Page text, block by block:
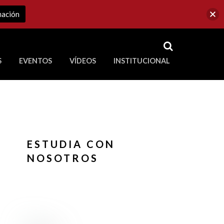
RSS
EVENTOS VÍDEOS INSTITUCIONAL
ESTUDIA CON
NOSOTROS